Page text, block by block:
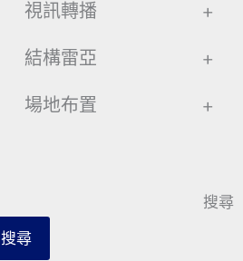
視訊轉播 +
結構雷亞 +
場地布置 +
搜尋
搜尋